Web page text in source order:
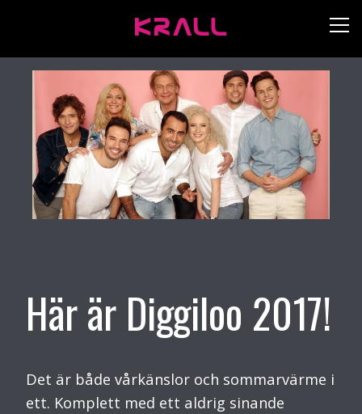
Här är Diggiloo 2017!
Det är både vårkänslor och sommarvärme i
ett. Komplett med ett aldrig sinande